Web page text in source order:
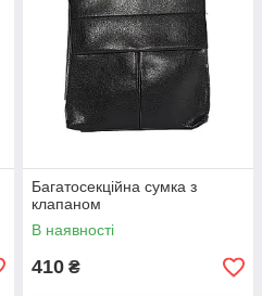
Багатосекційна сумка з
клапаном
В наявності
410 ₴